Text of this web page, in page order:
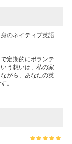
のネイティブ英語
定期的にボランテ
う想いは、私の家
がら、あなたの英
。